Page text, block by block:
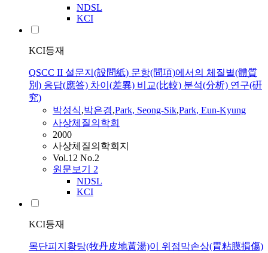
NDSL
KCI
KCI등재
QSCC II 설문지(設問紙) 문항(問項)에서의 체질별(體質
別) 응답(應答) 차이(差異) 비교(比較) 분석(分析) 연구(硏
究)
박성식,박은경,Park, Seong-Sik,Park, Eun-Kyung
사상체질의학회
2000
사상체질의학회지
Vol.12 No.2
원문보기 2
NDSL
KCI
KCI등재
목단피지황탕(牧丹皮地黃湯)이 위점막손상(胃粘膜損傷)